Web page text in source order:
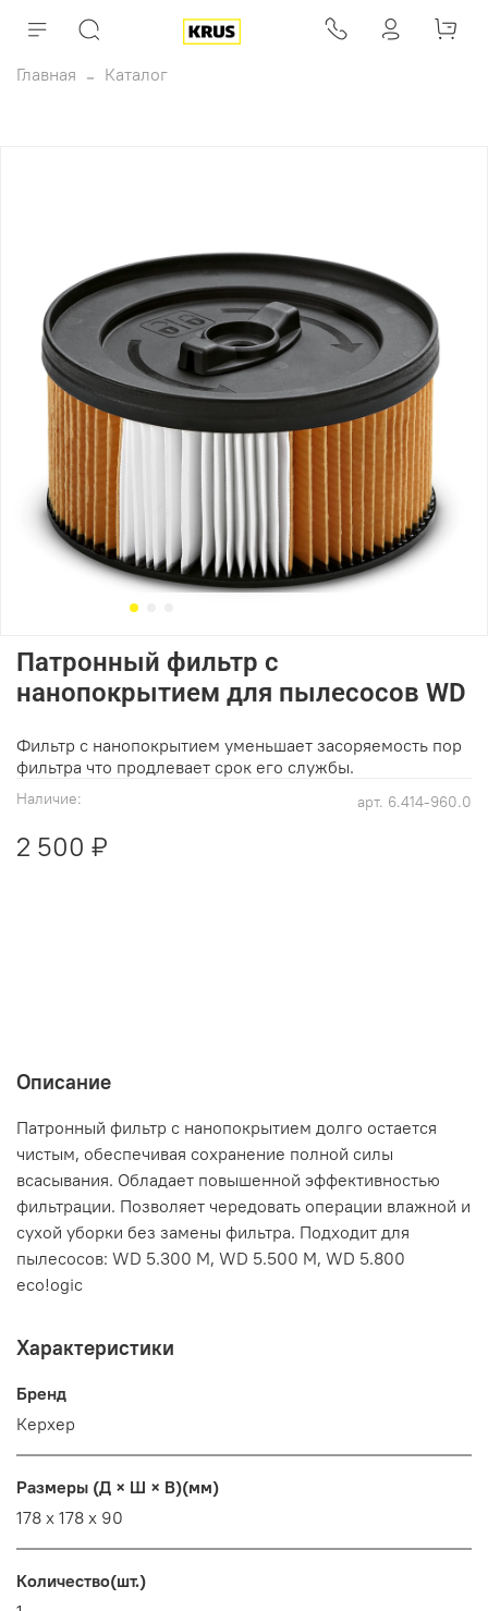
Главная Каталог
арт. 6.414-960.0
Наличие:
Патронный фильтр с
нанопокрытием для пылесосов WD
2 500 ₽
Фильтр с нанопокрытием уменьшает засоряемость пор
фильтра что продлевает срок его службы.
Описание
Патронный фильтр с нанопокрытием долго остается
чистым, обеспечивая сохранение полной силы
всасывания. Обладает повышенной эффективностью
фильтрации. Позволяет чередовать операции влажной и
сухой уборки без замены фильтра. Подходит для
пылесосов: WD 5.300 M, WD 5.500 M, WD 5.800
eco!ogic
Характеристики
Бренд
Керхер
Размеры (Д × Ш × В)(мм)
178 x 178 x 90
Количество(шт.)